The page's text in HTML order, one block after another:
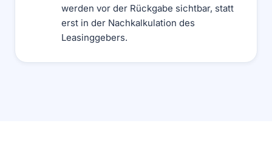
werden vor der Rückgabe sichtbar, statt
erst in der Nachkalkulation des
Leasinggebers.